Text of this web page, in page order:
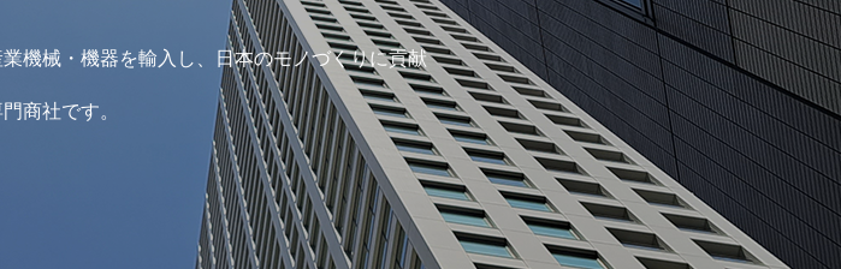
機械・機器を輸入し、日本のモノづくりに貢献
商社です。